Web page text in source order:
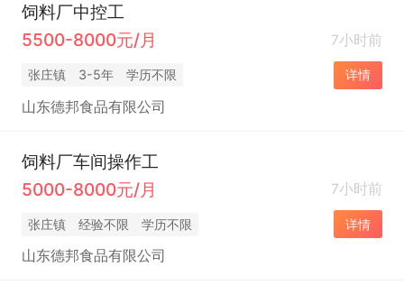
饲料厂中控工
5500-8000元/月
7小时前
张庄镇 3-5年 学历不限 详情
山东德邦食品有限公司
饲料厂车间操作工
5000-8000元/月
7小时前
张庄镇 经验不限 学历不限 详情
山东德邦食品有限公司